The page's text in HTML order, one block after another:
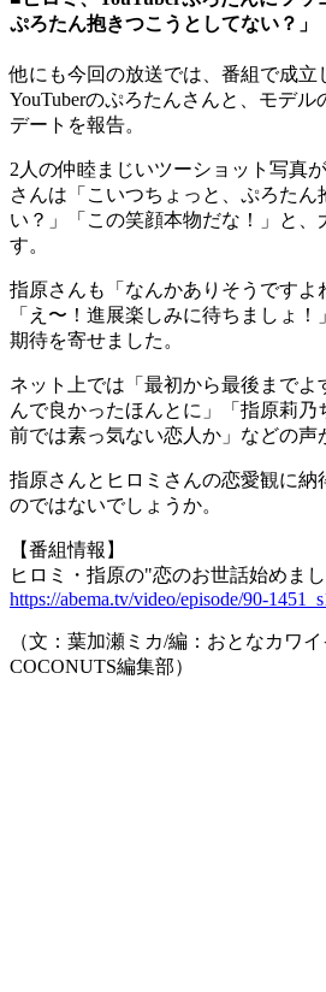
ぷろたん抱きつこうとしてない？」
他にも今回の放送では、番組で成立
YouTuberのぷろたんさんと、モデ
デートを報告。
2人の仲睦まじいツーショット写真
さんは「こいつちょっと、ぷろたん
い？」「この笑顔本物だな！」と、
す。
指原さんも「なんかありそうですよ
「え〜！進展楽しみに待ちましょ
期待を寄せました。
ネット上では「最初から最後までよ
んで良かったほんとに」「指原莉乃
前では素っ気ない恋人か」などの声
指原さんとヒロミさんの恋愛観に納
のではないでしょうか。
【番組情報】
ヒロミ・指原の"恋のお世話始めま
https://abema.tv/video/episode/90-
（文：葉加瀬ミカ/編：おとなカワ
COCONUTS編集部）